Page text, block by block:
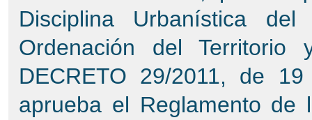
RUBI: Registros de urbanismo informatizados
Atención al cliente
Disciplina Urbanística
Ordenación del
DECRETO 29/2011, de
aprueba el Reglamento de